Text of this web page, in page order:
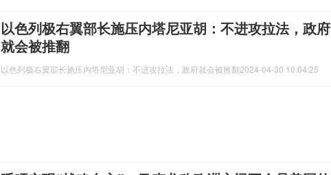
以色列极右翼部长施压内塔尼亚胡：不进攻拉法，政府
就会被推翻
以色列极右翼部长施压内塔尼亚胡：不进攻拉法，政府就会被推翻2024-04-30 10:04:25